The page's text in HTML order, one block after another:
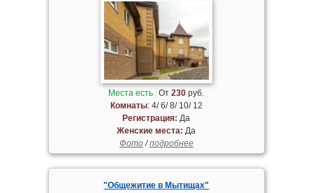
Места есть От230 руб.
Комнаты: 4/ 6/ 8/ 10/ 12
Регистрация: Да
Женские места: Да
Фото/подробнее
"Общежитие в Мытищах"